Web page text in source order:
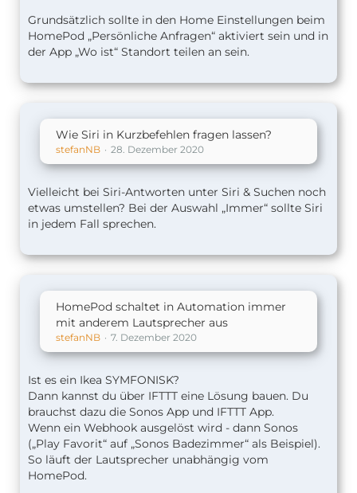
Grundsätzlich sollte in den Home Einstellungen beim
HomePod „Persönliche Anfragen“ aktiviert sein und in
der App „Wo ist“ Standort teilen an sein.
Wie Siri in Kurzbefehlen fragen lassen?
stefanNB 28. Dezember 2020
Vielleicht bei Siri-Antworten unter Siri & Suchen noch
etwas umstellen? Bei der Auswahl „Immer“ sollte Siri
in jedem Fall sprechen.
HomePod schaltet in Automation immer
mit anderem Lautsprecher aus
stefanNB 7. Dezember 2020
Ist es ein Ikea SYMFONISK?
Dann kannst du über IFTTT eine Lösung bauen. Du
brauchst dazu die Sonos App und IFTTT App.
Wenn ein Webhook ausgelöst wird - dann Sonos
(„Play Favorit“ auf „Sonos Badezimmer“ als Beispiel).
So läuft der Lautsprecher unabhängig vom
HomePod.